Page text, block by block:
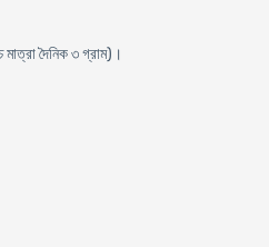
মাত্রা দৈনিক ৩ গ্রাম)।